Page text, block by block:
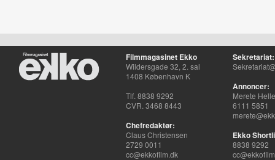
Filmmagasinet Ekko
Wildersgade 32, 2. sal
1408 København K
Tlf. 8838 9292
CVR. 3468 8443
Chefredaktør:
Claus Christensen
2729 0011
cc@ekkofilm.dk
Sekretariat:
Annoncer:
Merete
6111 5851
Ekko
8838 9292